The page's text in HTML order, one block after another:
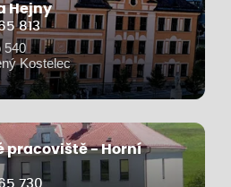
Hejny
813
540
Kostelec
pracoviště - Horní
730